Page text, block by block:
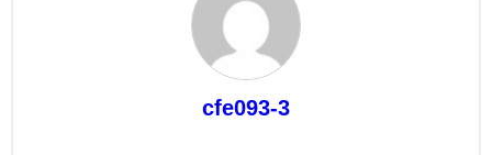
cfe093-3